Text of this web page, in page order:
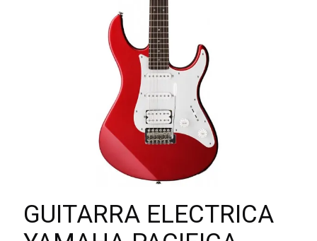
GUITARRA ELECTRICA